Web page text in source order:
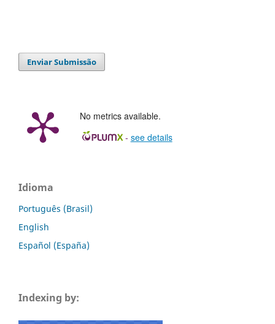
Enviar Submissão
No metrics available.
- see details
Idioma
Português (Brasil)
English
Español (España)
Indexing by: